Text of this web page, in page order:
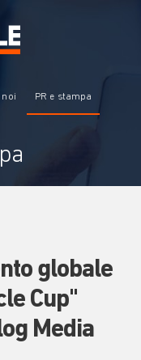
noi PR e stampa
globale
Cup"
Media